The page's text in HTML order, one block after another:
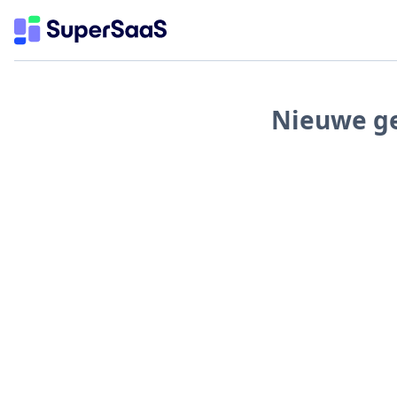
Nieuwe